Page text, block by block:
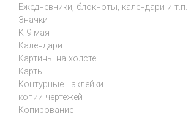
Ежедневники, блокноты, календари и т.п.
Значки
К 9 мая
Календари
Картины на холсте
Карты
Контурные наклейки
копии чертежей
Копирование